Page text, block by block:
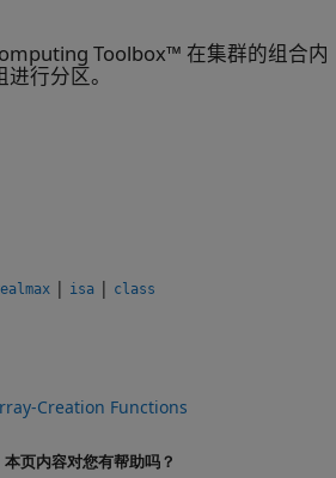
Toolbox™ 在集群的组合内
行分区。
| isa | class
Creation Functions
本页内容对您有帮助吗？